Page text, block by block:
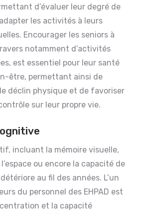
d’évaluer leur degré de
les activités à leurs
Encourager les seniors à
notamment d’activités
est essentiel pour leur santé
être, permettant ainsi de
déclin physique et de favoriser
sur leur propre vie.
incluant la mémoire visuelle,
ou encore la capacité de
au fil des années. L’un
du personnel des EHPAD est
et la capacité